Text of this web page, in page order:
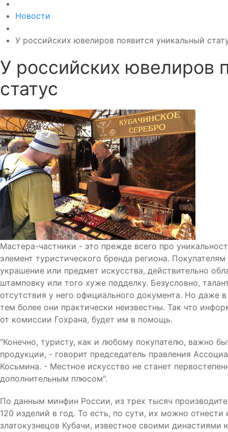
Новости
У российских ювелиров появится уникальный
У российских ювелиров
статус
Мастера-частники - это прежде всего про
элемент туристического бренда региона.
украшение или предмет искусства, действительно
штамповку или того хуже подделку. Безусловно,
отсутствия у него официального документа. Но даже
тем более они практически неизвестны. Так что
от комиссии Гохрана, будет им в помощь.
"Конечно, туристу, как и любому покупателю, важно
продукции, - говорит председатель правления
Косьмина. - Местное искусство не станет
дополнительным плюсом".
По данным минфин России, из трех тысяч
120 изделий в год. То есть, по сути, их можно
златокузнецов Кубачи, известное своими